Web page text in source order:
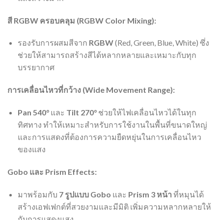
สี RGBW ครอบคลุม (RGBW Color Mixing):
รองรับการผสมสีจาก RGBW(Red, Green, Blue, White) ซึ่ง
ช่วยให้สามารถสร้างสีได้หลากหลายและเหมาะกับทุก
บรรยากาศ
การเคลื่อนไหวที่กว้าง (Wide Movement Range):
Pan 540°และ Tilt 270°ช่วยให้ไฟเคลื่อนไหวได้ในทุก
ทิศทาง ทำให้เหมาะสำหรับการใช้งานในพื้นที่ขนาดใหญ่
และการแสดงที่ต้องการความยืดหยุ่นในการเคลื่อนไหว
ของแสง
Gobo และ Prism Effects:
มาพร้อมกับ 7 รูปแบบ Gobo และ Prism 3 หน้า ที่หมุนได้
สร้างเอฟเฟกต์ที่สวยงามและมีมิติ เพิ่มความหลากหลายให้